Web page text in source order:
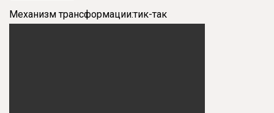
Механизм трансформации:тик-так